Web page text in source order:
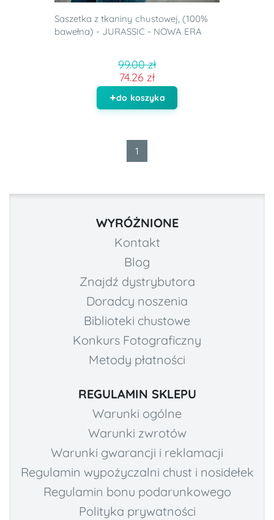
Saszetka z tkaniny chustowej, (100%
bawełna) - JURASSIC - NOWA ERA
99.00 zł
74.26 zł
do koszyka
1
WYRÓŻNIONE
Kontakt
Blog
Znajdź dystrybutora
Doradcy noszenia
Biblioteki chustowe
Konkurs Fotograficzny
Metody płatności
REGULAMIN SKLEPU
Warunki ogólne
Warunki zwrotów
Warunki gwarancji i reklamacji
Regulamin wypożyczalni chust i nosidełek
Regulamin bonu podarunkowego
Polityka prywatności